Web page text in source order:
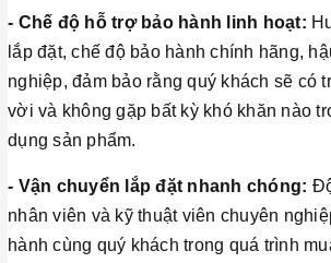
- Chế độ hỗ trợ bảo hành linh hoạt:
lắp đặt, chế độ bảo hành chính hãng,
nghiệp, đảm bảo rằng quý khách sẽ có
vời và không gặp bất kỳ khó khăn nào
dụng sản phẩm.
- Vận chuyển lắp đặt nhanh chóng:
nhân viên và kỹ thuật viên chuyên
hành cùng quý khách trong quá trình